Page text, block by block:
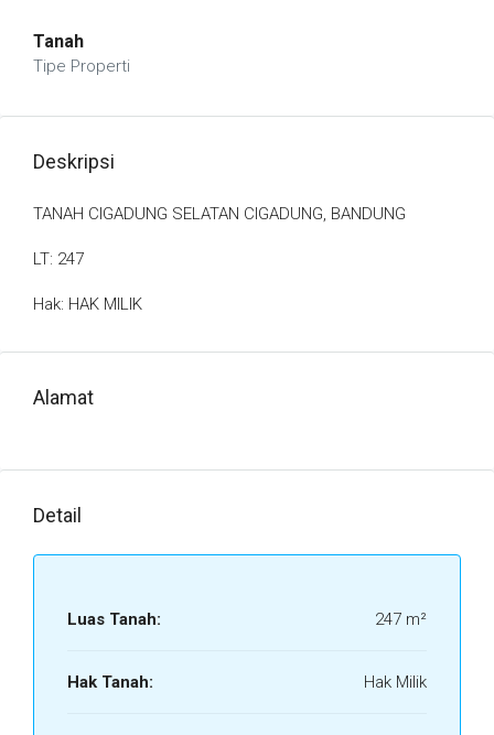
Tanah
Tipe Properti
Deskripsi
TANAH CIGADUNG SELATAN CIGADUNG, BANDUNG
LT: 247
Hak: HAK MILIK
Alamat
Detail
Luas Tanah: 247 m²
Hak Tanah: Hak Milik